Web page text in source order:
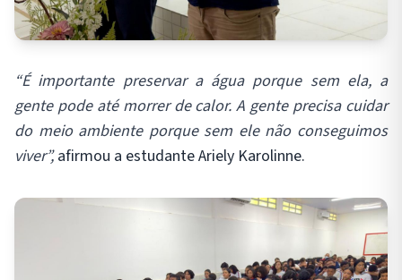
“É importante preservar a água porque sem ela, a
gente pode até morrer de calor. A gente precisa cuidar
do meio ambiente porque sem ele não conseguimos
viver”,afirmou a estudante Ariely Karolinne.